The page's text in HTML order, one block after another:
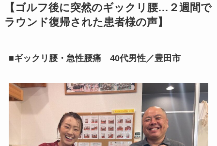
【ゴルフ後に突然のギックリ腰…２週間で
ラウンド復帰された患者様の声】
■ギックリ腰・急性腰痛 40代男性／豊田市